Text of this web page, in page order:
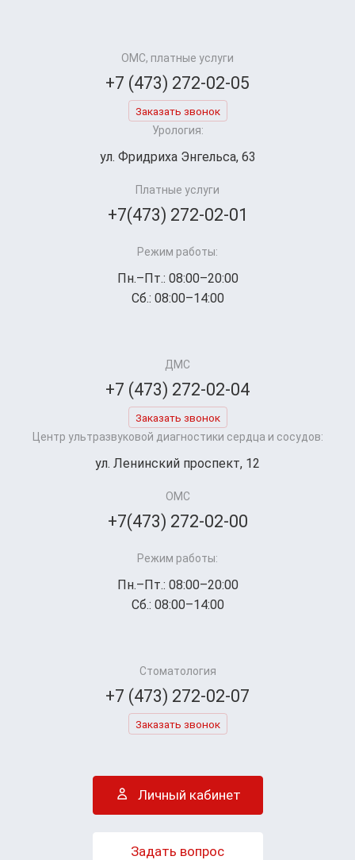
ОМС, платные услуги
+7 (473) 272-02-05
Заказать звонок
Урология:
ул. Фридриха Энгельса, 63
Платные услуги
+7(473) 272-02-01
Режим работы:
Пн.–Пт.: 08:00–20:00
Сб.: 08:00–14:00
ДМС
+7 (473) 272-02-04
Заказать звонок
Центр ультразвуковой диагностики сердца и сосудов:
ул. Ленинский проспект, 12
ОМС
+7(473) 272-02-00
Режим работы:
Пн.–Пт.: 08:00–20:00
Сб.: 08:00–14:00
Стоматология
+7 (473) 272-02-07
Заказать звонок
Личный кабинет
Задать вопрос